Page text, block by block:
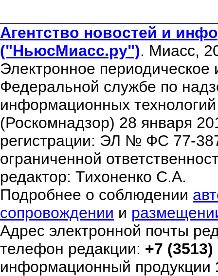
Агентство новостей и
("НьюсМиасс.ру"). Миасс,
Электронное периодическое
Федеральной службе по
информационных
(Роскомнадзор) 28 января
регистрации: ЭЛ № ФС 77-
ограниченной
редактор: Тихоненко С.А.
Подробнее о соблюдении
сопровождении и
Адрес электронной почты
телефон редакции: +7
информационный продукции